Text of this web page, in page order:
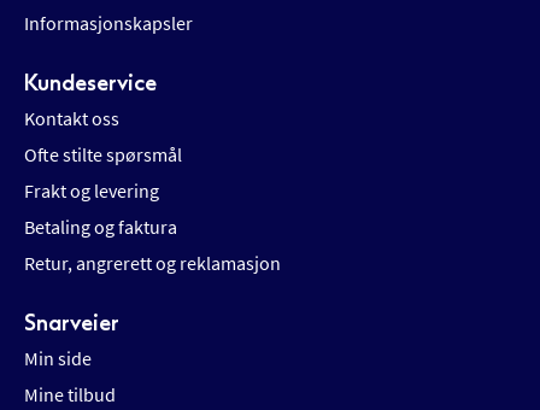
Informasjonskapsler
Kundeservice
Kontakt oss
Ofte stilte spørsmål
Frakt og levering
Betaling og faktura
Retur, angrerett og reklamasjon
Snarveier
Min side
Mine tilbud